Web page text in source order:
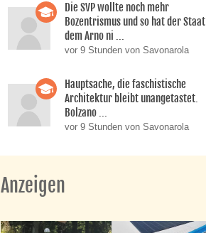
Die SVP wollte noch mehr
Bozentrismus und so hat der Staat
dem Arno ni ...
vor 9 Stunden von Savonarola
Hauptsache, die faschistische
Architektur bleibt unangetastet.
Bolzano ...
vor 9 Stunden von Savonarola
Anzeigen